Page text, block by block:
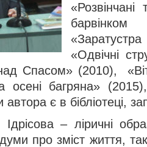
«Одвічні
Спасом» (2010),
осені багряна»
автора є в бібліотеці,
Ідрісова – ліричні
про зміст життя,